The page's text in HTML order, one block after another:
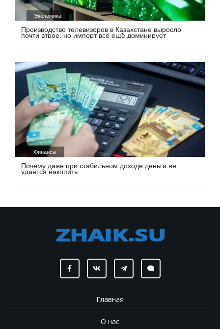
Экономика
Производство телевизоров в Казахстане выросло
почти втрое, но импорт всё ещё доминирует
Финансы
Почему даже при стабильном доходе деньги не
удаётся накопить
Главная
О нас